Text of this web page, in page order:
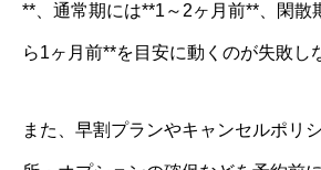
**、通常期には**1～2ヶ月前**、閑散
ら1ヶ月前**を目安に動くのが失敗し
また、早割プランやキャンセルポリ